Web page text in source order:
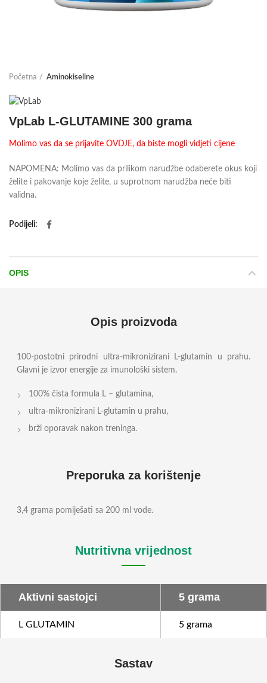
Početna Aminokiseline
VpLab L-GLUTAMINE 300 grama
Molimo vas da se prijavite OVDJE, da biste mogli vidjeti cijene
NAPOMENA: Molimo vas da prilikom narudžbe odaberete okus koji
želite i pakovanje koje želite, u suprotnom narudžba neće biti
validna.
Podijeli
OPIS
Opis proizvoda
100-postotni prirodni ultra-mikronizirani L-glutamin u prahu.
Glavni je izvor energije za imunološki sistem.
100% čista formula L – glutamina,
ultra-mikronizirani L-glutamin u prahu,
brži oporavak nakon treninga.
Preporuka za korištenje
3,4 grama pomiješati sa 200 ml vode.
Nutritivna vrijednost
Aktivni sastojci 5 grama
L GLUTAMIN 5 grama
Sastav